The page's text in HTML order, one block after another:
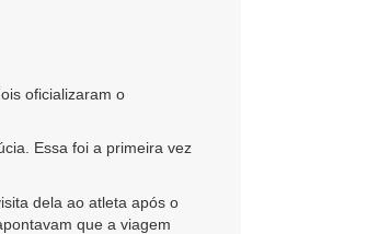
oficializaram o
Essa foi a primeira vez
dela ao atleta após o
que a viagem